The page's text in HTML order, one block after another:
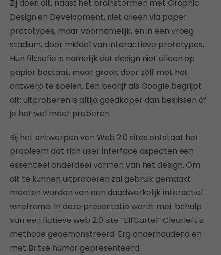
Zij doen dit, naast het brainstormen met Graphic
Design en Development, niet alleen via paper
prototypes, maar voornamelijk, en in een vroeg
stadium, door middel van interactieve prototypes.
Hun filosofie is namelijk dat design niet alleen op
papier bestaat, maar groeit door zèlf met het
ontwerp te spelen. Een bedrijf als Google begrijpt
dit: uitproberen is altijd goedkoper dan beslissen òf
je het wel moet proberen.
Bij het ontwerpen van Web 2.0 sites ontstaat het
probleem dat rich user interface aspecten een
essentieel onderdeel vormen van het design. Om
dit te kunnen uitproberen zal gebruik gemaakt
moeten worden van een daadwerkelijk interactief
wireframe. In deze presentatie wordt met behulp
van een fictieve web 2.0 site “ElfCartel” Clearleft’s
methode gedemonstreerd. Erg onderhoudend en
met Britse humor gepresenteerd.